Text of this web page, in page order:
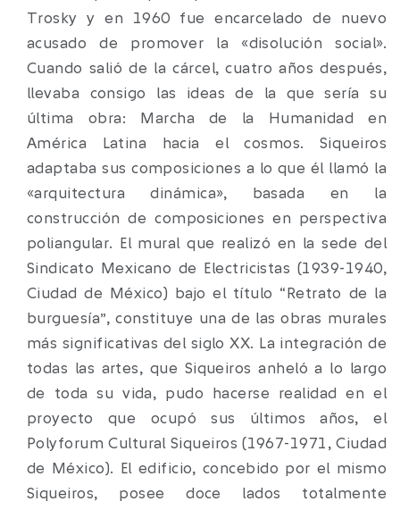
Trosky y en 1960 fue encarcelado de nuevo
acusado de promover la «disolución social».
Cuando salió de la cárcel, cuatro años después,
llevaba consigo las ideas de la que sería su
última obra: Marcha de la Humanidad en
América Latina hacia el cosmos. Siqueiros
adaptaba sus composiciones a lo que él llamó la
«arquitectura dinámica», basada en la
construcción de composiciones en perspectiva
poliangular. El mural que realizó en la sede del
Sindicato Mexicano de Electricistas (1939-1940,
Ciudad de México) bajo el título “Retrato de la
burguesía”, constituye una de las obras murales
más significativas del siglo XX. La integración de
todas las artes, que Siqueiros anheló a lo largo
de toda su vida, pudo hacerse realidad en el
proyecto que ocupó sus últimos años, el
Polyforum Cultural Siqueiros (1967-1971, Ciudad
de México). El edificio, concebido por el mismo
Siqueiros, posee doce lados totalmente